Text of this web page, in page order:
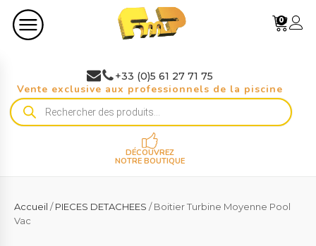
0
+33 (0)5 61 27 71 75
Vente exclusive aux professionnels de la piscine
Recherche
de
DÉCOUVREZ
NOTRE BOUTIQUE
Accueil /PIECES DETACHEES / Boitier Turbine Moyenne Pool
Vac